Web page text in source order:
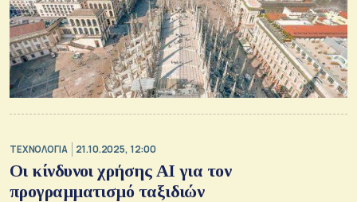
ΤΕΧΝΟΛΟΓΙΑ 21.10.2025, 12:00
Οι κίνδυνοι χρήσης AI για τον
προγραμματισμό ταξιδιών